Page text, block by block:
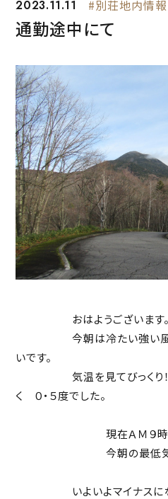
2023.11.11 #別荘地内情報
通勤途中にて
おはようございます。
今朝は冷たい強い風が
いです。
気温を見てびっくり！
く ０・５度でした。
現在ＡＭ９時の
今朝の最低気
いよいよマイナスにな